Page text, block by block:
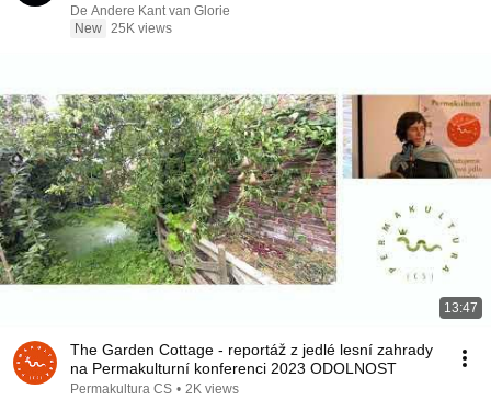
De Andere Kant van Glorie
New 25K views
13:47
The Garden Cottage - reportáž z jedlé lesní zahrady
na Permakulturní konferenci 2023 ODOLNOST
Permakultura CS • 2K views